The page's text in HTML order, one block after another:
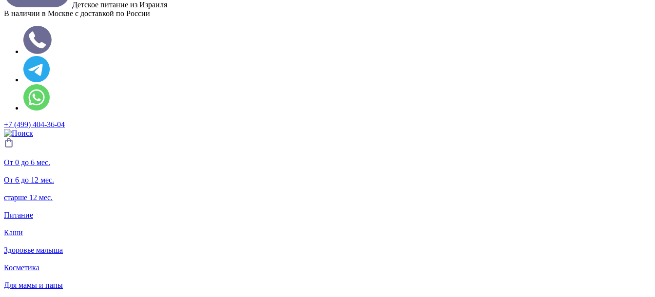
Детское питание из Израиля
В наличии в Москве с доставкой по России
+7 (499) 404-36-04
От 0 до 6 мес.
От 6 до 12 мес.
старше 12 мес.
Питание
Каши
Здоровье малыша
Косметика
Для мамы и папы